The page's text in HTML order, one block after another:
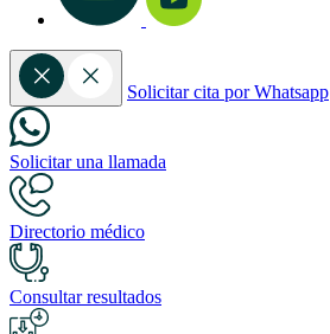
Solicitar cita por Whatsapp
Solicitar una llamada
Directorio médico
Consultar resultados